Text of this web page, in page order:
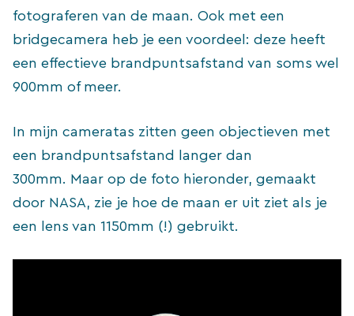
fotograferen van de maan. Ook met een
bridgecamera heb je een voordeel: deze heeft
een effectieve brandpuntsafstand van soms wel
900mm of meer.
In mijn cameratas zitten geen objectieven met
een brandpuntsafstand langer dan
300mm. Maar op de foto hieronder, gemaakt
door NASA, zie je hoe de maan er uit ziet als je
een lens van 1150mm (!) gebruikt.